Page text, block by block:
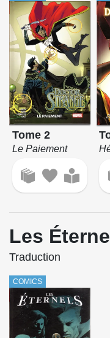
Tome 2
Le Paiement
Les
Traduction
COMICS